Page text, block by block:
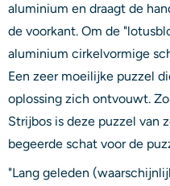
aluminium en draagt de
de voorkant. Om de
aluminium cirkelvormige
Een zeer moeilijke puzzel
oplossing zich ontvouwt.
Strijbos is deze puzzel van
begeerde schat voor de
"Lang geleden